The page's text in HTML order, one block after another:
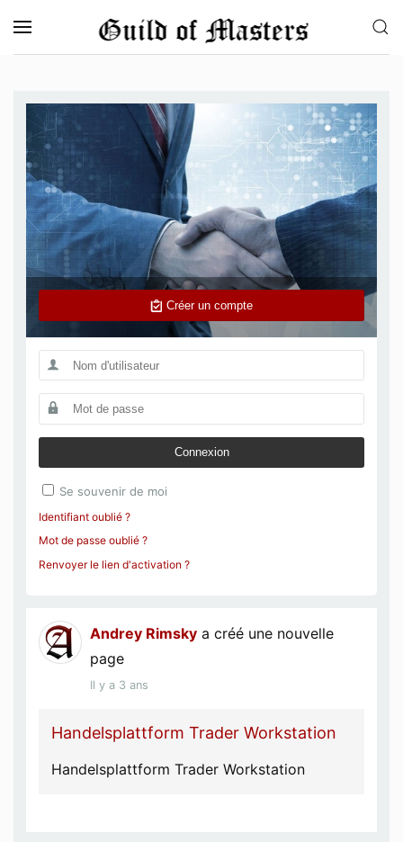
Accéder au contenu principal
Créer un compte
Connexion
Se souvenir de moi
Identifiant oublié ?
Mot de passe oublié ?
Renvoyer le lien d'activation ?
Andrey Rimsky a créé une nouvelle
page
Il y a 3 ans
Handelsplattform Trader Workstation
Handelsplattform Trader Workstation